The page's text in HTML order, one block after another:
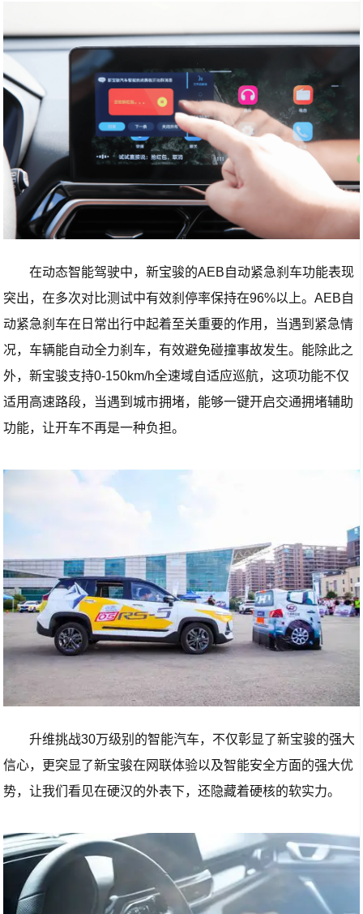
在动态智能驾驶中，新宝骏的AEB自动紧急刹车功能表现
突出，在多次对比测试中有效刹停率保持在96%以上。AEB自
动紧急刹车在日常出行中起着至关重要的作用，当遇到紧急情
况，车辆能自动全力刹车，有效避免碰撞事故发生。能除此之
外，新宝骏支持0-150km/h全速域自适应巡航，这项功能不仅
适用高速路段，当遇到城市拥堵，能够一键开启交通拥堵辅助
功能，让开车不再是一种负担。
升维挑战30万级别的智能汽车，不仅彰显了新宝骏的强大
信心，更突显了新宝骏在网联体验以及智能安全方面的强大优
势，让我们看见在硬汉的外表下，还隐藏着硬核的软实力。